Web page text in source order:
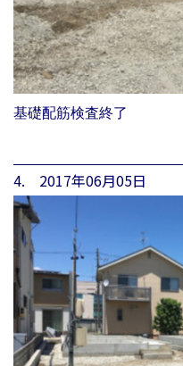
基礎配筋検査終了
4. 2017年06月05日